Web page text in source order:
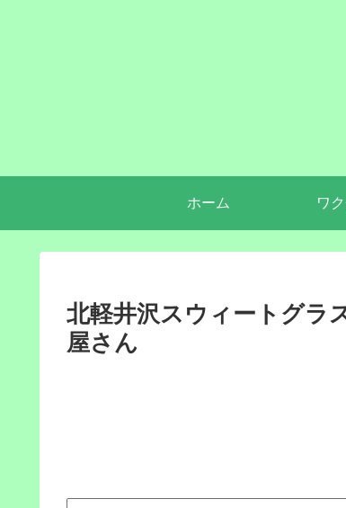
ホーム ワ
北軽井沢スウィートグラ
屋さん